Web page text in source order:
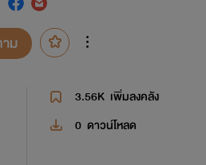
ม
3.56K เพิ่มลงคลัง
0 ดาวน์โหลด